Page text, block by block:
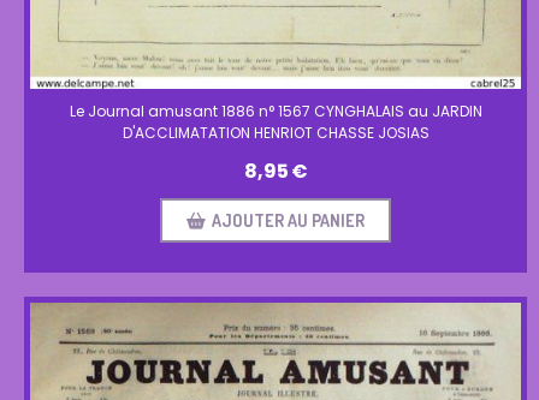
Le Journal amusant 1886 n° 1567 CYNGHALAIS au JARDIN
D'ACCLIMATATION HENRIOT CHASSE JOSIAS
8,95€
AJOUTER AU PANIER